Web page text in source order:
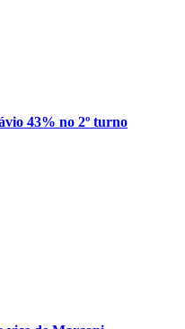
43% no 2º turno